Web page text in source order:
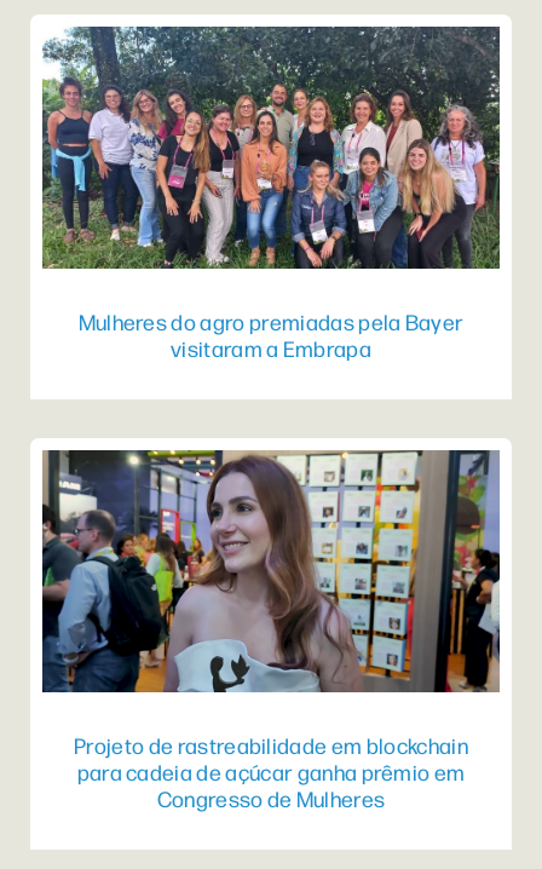
Mulheres do agro premiadas pela Bayer
visitaram a Embrapa
Projeto de rastreabilidade em blockchain
para cadeia de açúcar ganha prêmio em
Congresso de Mulheres